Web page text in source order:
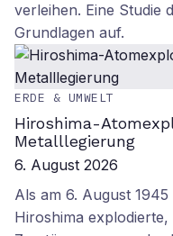
verleihen. Eine Studie
Grundlagen auf.
ERDE & UMWELT
Hiroshima-
Metalllegierung
6. August 2026
Als am 6. August
Hiroshima